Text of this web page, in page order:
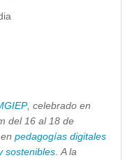
, celebrado en
del 16 al 18 de
pedagogías digitales
sostenibles A la